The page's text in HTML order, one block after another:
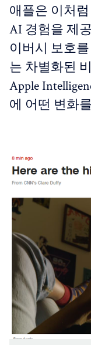
애플은 이처
AI 경험을 제
이버시 보호
는 차별화된
Apple
에 어떤 변화